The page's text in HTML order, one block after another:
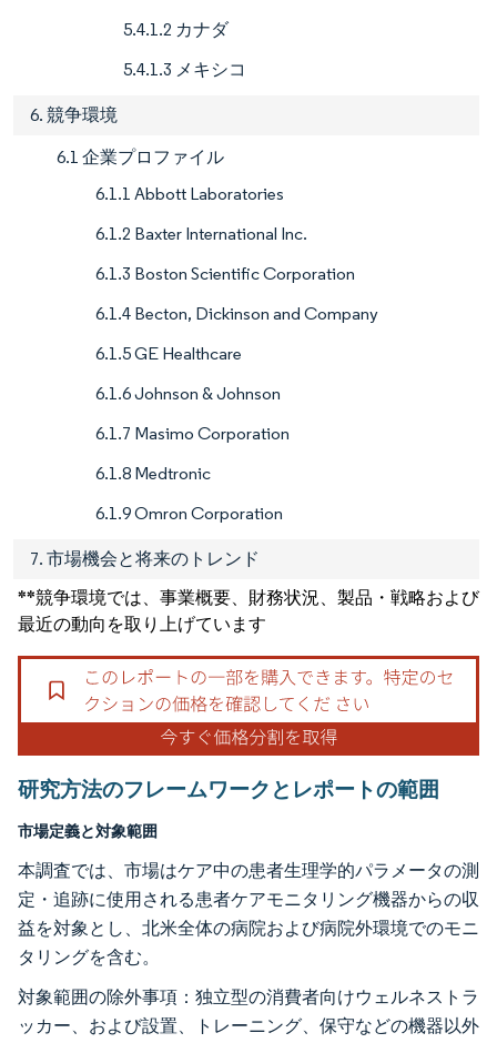
5.4.1.2 カナダ
5.4.1.3 メキシコ
6. 競争環境
6.1 企業プロファイル
6.1.1 Abbott Laboratories
6.1.2 Baxter International Inc.
6.1.3 Boston Scientific Corporation
6.1.4 Becton, Dickinson and Company
6.1.5 GE Healthcare
6.1.6 Johnson & Johnson
6.1.7 Masimo Corporation
6.1.8 Medtronic
6.1.9 Omron Corporation
7. 市場機会と将来のトレンド
**競争環境では、事業概要、財務状況、製品・戦略および
最近の動向を取り上げています
研究方法のフレームワークとレポートの範囲
市場定義と対象範囲
本調査では、市場はケア中の患者生理学的パラメータの測
定・追跡に使用される患者ケアモニタリング機器からの収
益を対象とし、北米全体の病院および病院外環境でのモニ
タリングを含む。
対象範囲の除外事項：独立型の消費者向けウェルネストラ
ッカー、および設置、トレーニング、保守などの機器以外